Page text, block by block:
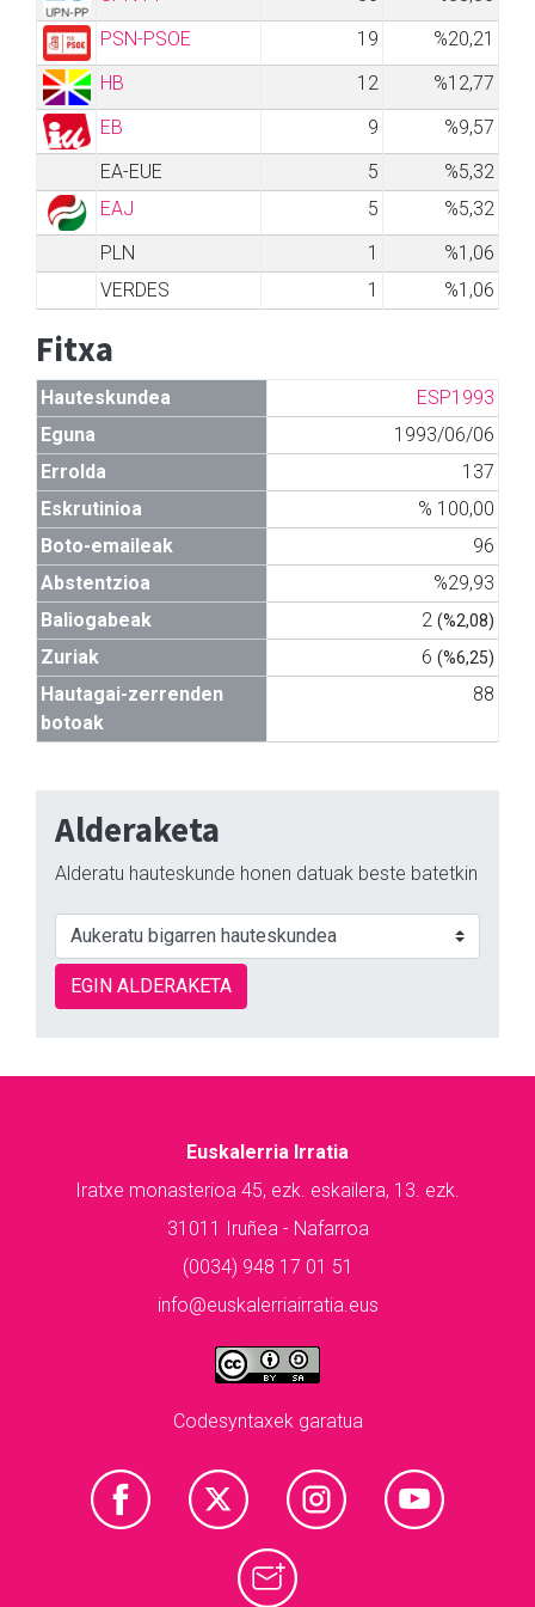
PSN-PSOE
19
%20,21
HB
12
%12,77
EB
9
%9,57
EA-EUE
5
%5,32
EAJ
5
%5,32
PLN
1
%1,06
VERDES
1 %1,06
Fitxa
Hauteskundea
ESP1993
Eguna
1993/06/06
Errolda
137
Eskrutinioa
% 100,00
Boto-emaileak
96
Abstentzioa
%29,93
Baliogabeak
2 (%2,08)
Zuriak 6 (%6,25)
Hautagai-zerrenden
botoak
88
Alderaketa
Alderatu hauteskunde honen datuak beste batetkin
EGIN ALDERAKETA
Euskalerria Irratia
Iratxe monasterioa 45, ezk. eskailera, 13. ezk.
31011 Iruñea - Nafarroa
(0034) 948 17 01 51
info@euskalerriairratia.eus
Codesyntaxek garatua